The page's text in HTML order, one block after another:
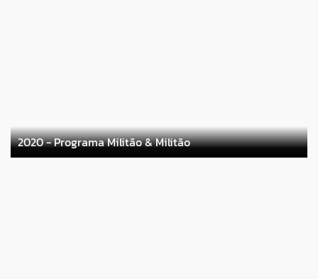
2020 - Programa Militão & Militão